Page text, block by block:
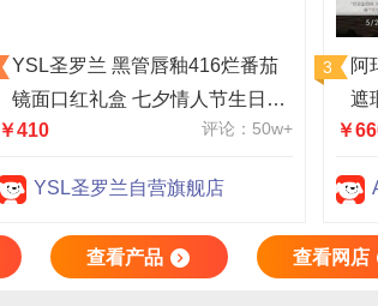
YSL圣罗兰 黑管唇釉416烂番茄
镜面口红礼盒 七夕情人节生日礼
物女
￥410 评论：50w+
YSL圣罗兰自营旗舰店
阿
遮
￥
查看产品 查看网店